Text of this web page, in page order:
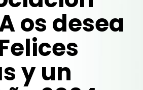
os desea
y un